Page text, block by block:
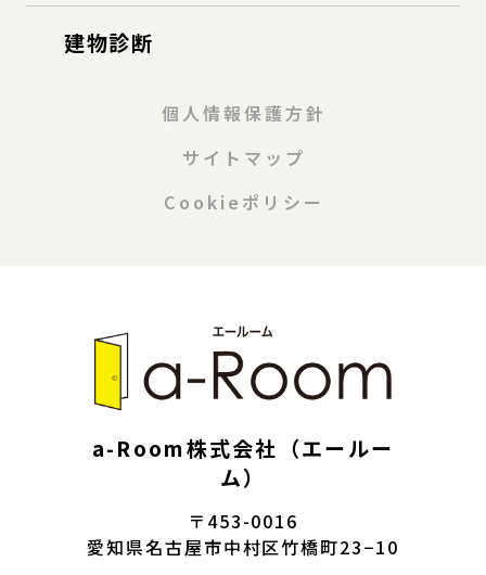
建物診断
個人情報保護方針
サイトマップ
Cookieポリシー
a-Room株式会社（エールー
ム）
〒453-0016
愛知県名古屋市中村区竹橋町23−10